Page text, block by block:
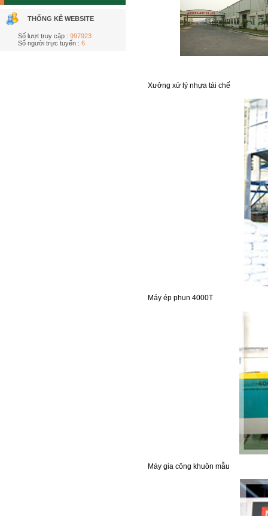
THỐNG KÊ WEBSITE
Số lượt truy cập : 997923
Số người trực tuyến : 6
Xưởng xử lý nhựa tái chế
Máy ép phun 4000T
Máy gia công khuôn mẫu